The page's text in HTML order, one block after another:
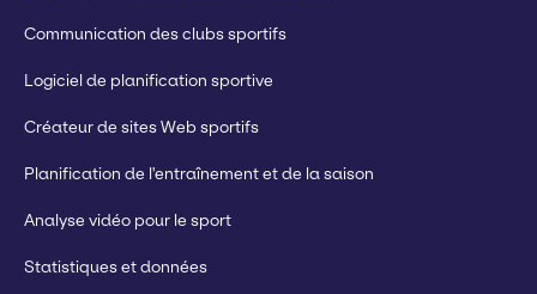
Communication des clubs sportifs
Logiciel de planification sportive
Créateur de sites Web sportifs
Planification de l'entraînement et de la saison
Analyse vidéo pour le sport
Statistiques et données